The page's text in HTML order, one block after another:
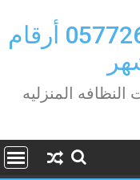
0583707749- 0577265649 أرقام
المنزليه